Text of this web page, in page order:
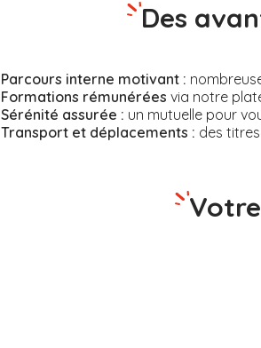
Des
Parcours interne motivant :
Formations rémunérées via notre
Sérénité assurée : un mutuelle pour
Transport et déplacements : des